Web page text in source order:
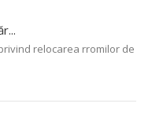
relocarea rromilor de